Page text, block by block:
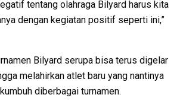
tentang olahraga Bilyard harus kita
dengan kegiatan positif seperti ini,”
Bilyard serupa bisa terus digelar
melahirkan atlet baru yang nantinya
diberbagai turnamen.